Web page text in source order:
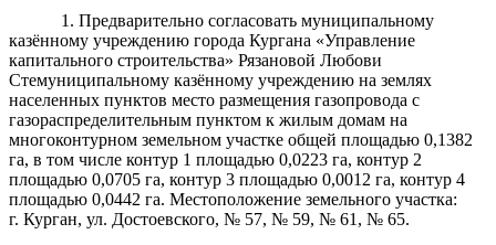
1. Предварительно согласовать муниципальному
казённому учреждению города Кургана «Управление
капитального строительства» Рязановой Любови
Стемуниципальному казённому учреждению на землях
населенных пунктов место размещения газопровода с
газораспределительным пунктом к жилым домам на
многоконтурном земельном участке общей площадью 0,1382
га, в том числе контур 1 площадью 0,0223 га, контур 2
площадью 0,0705 га, контур 3 площадью 0,0012 га, контур 4
площадью 0,0442 га. Местоположение земельного участка:
г. Курган, ул. Достоевского, № 57, № 59, № 61, № 65.